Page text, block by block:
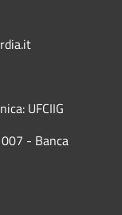
UFCIIG
- Banca